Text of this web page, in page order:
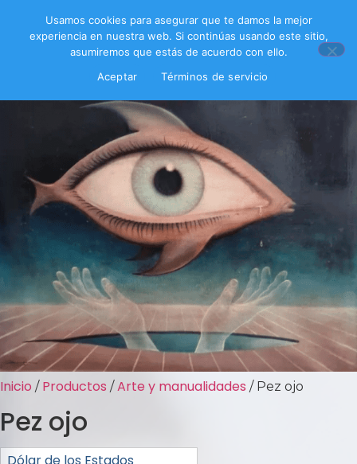
Inicio / Productos / Arte y manualidades / Pez ojo
Pez ojo
Usamos cookies para asegurar que te damos la mejor
experiencia en nuestra web. Si continúas usando este sitio,
asumiremos que estás de acuerdo con ello.
Aceptar
Términos de servicio